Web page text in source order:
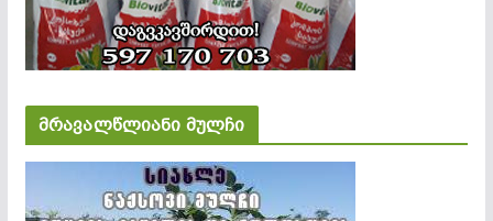
მრავალწლიანი მულჩი